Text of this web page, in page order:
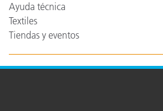
Ayuda técnica
Textiles
Tiendas y eventos